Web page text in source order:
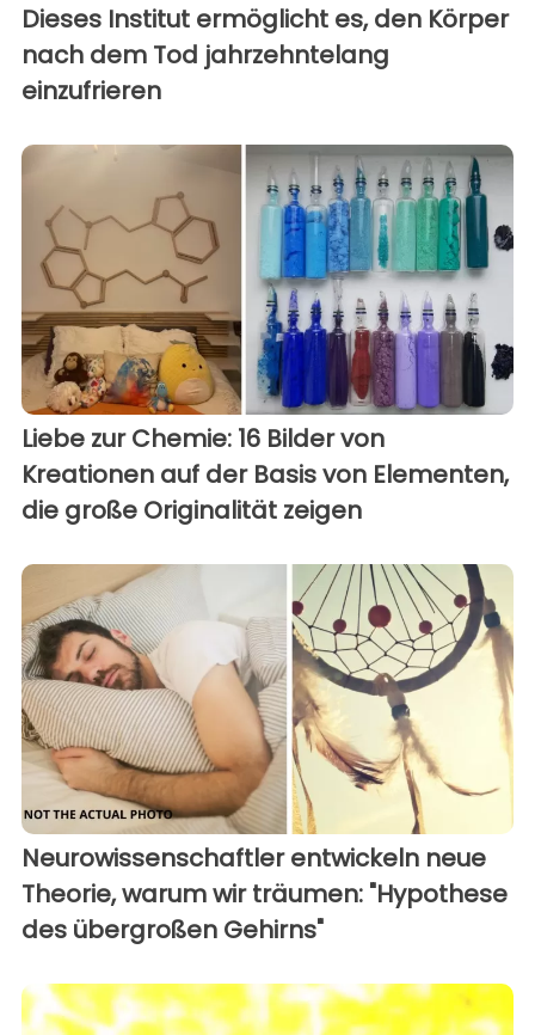
Dieses Institut ermöglicht es, den Körper
nach dem Tod jahrzehntelang
einzufrieren
Liebe zur Chemie: 16 Bilder von
Kreationen auf der Basis von Elementen,
die große Originalität zeigen
Neurowissenschaftler entwickeln neue
Theorie, warum wir träumen: "Hypothese
des übergroßen Gehirns"